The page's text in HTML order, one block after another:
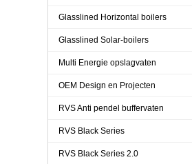
Glasslined Horizontal boilers
Glasslined Solar-boilers
Multi Energie opslagvaten
OEM Design en Projecten
RVS Anti pendel buffervaten
RVS Black Series
RVS Black Series 2.0